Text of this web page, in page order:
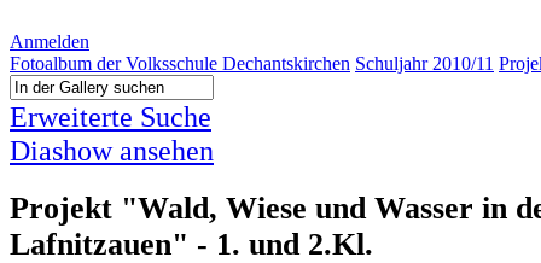
Anmelden
Fotoalbum der Volksschule Dechantskirchen Schuljahr 2010/11
Erweiterte Suche
Diashow ansehen
Projekt "Wald, Wiese und Wasser in
Lafnitzauen" - 1. und 2.Kl.